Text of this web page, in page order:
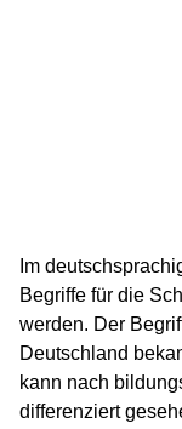
Im
Begriffe für die
werden. Der
Deutschland
kann nach
differenziert